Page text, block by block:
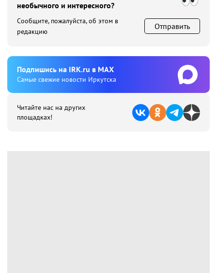
необычного и интересного?
Сообщите, пожалуйста, об этом в
редакцию
Отправить
Подпишиcь на IRK.ru в MAX
Cамые свежие новости Иркутска
Читайте нас на других
площадках!